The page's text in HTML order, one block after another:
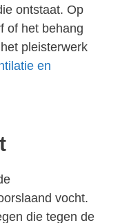
ontstaat. Op
of het behang
pleisterwerk
en
vocht.
die tegen de